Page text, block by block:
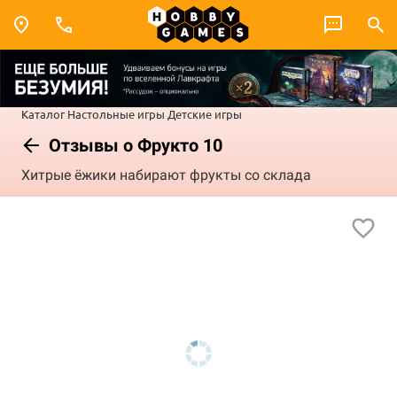
Каталог Настольные игры Детские игры
Отзывы о Фрукто 10
Хитрые ёжики набирают фрукты со склада